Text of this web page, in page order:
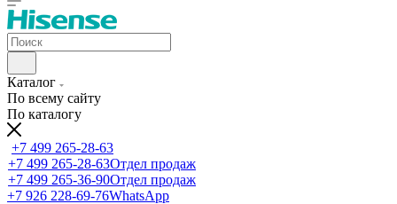
Каталог
По всему сайту
По каталогу
+7 499 265-28-63
+7 499 265-28-63Отдел продаж
+7 499 265-36-90Отдел продаж
+7 926 228-69-76WhatsApp